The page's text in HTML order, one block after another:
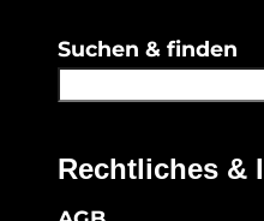
Suchen & finden
Rechtliches &